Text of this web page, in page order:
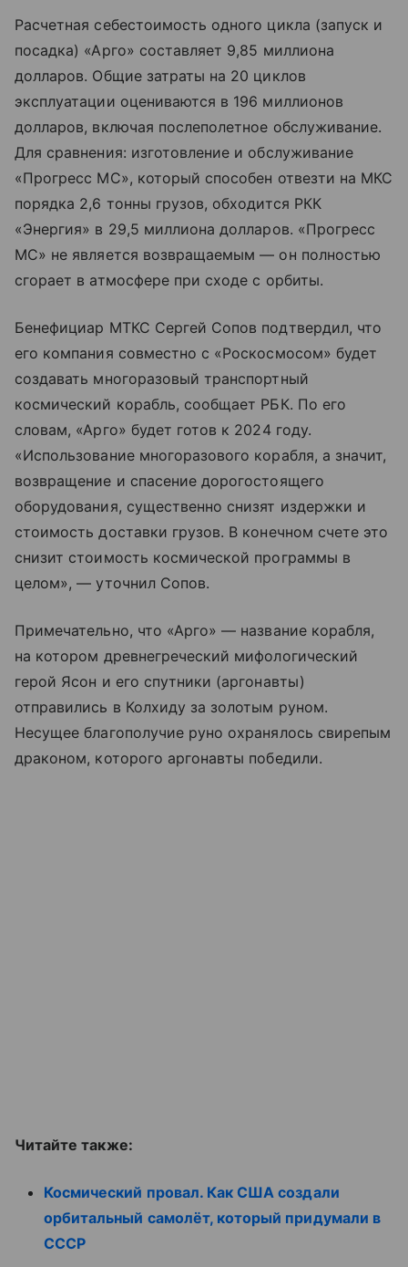
Расчетная себестоимость одного цикла (запуск и
посадка) «Арго» составляет 9,85 миллиона
долларов. Общие затраты на 20 циклов
эксплуатации оцениваются в 196 миллионов
долларов, включая послеполетное обслуживание.
Для сравнения: изготовление и обслуживание
«Прогресс МС», который способен отвезти на МКС
порядка 2,6 тонны грузов, обходится РКК
«Энергия» в 29,5 миллиона долларов. «Прогресс
МС» не является возвращаемым — он полностью
сгорает в атмосфере при сходе с орбиты.
Бенефициар МТКС Сергей Сопов подтвердил, что
его компания совместно с «Роскосмосом» будет
создавать многоразовый транспортный
космический корабль, сообщает РБК. По его
словам, «Арго» будет готов к 2024 году.
«Использование многоразового корабля, а значит,
возвращение и спасение дорогостоящего
оборудования, существенно снизят издержки и
стоимость доставки грузов. В конечном счете это
снизит стоимость космической программы в
целом», — уточнил Сопов.
Примечательно, что «Арго» — название корабля,
на котором древнегреческий мифологический
герой Ясон и его спутники (аргонавты)
отправились в Колхиду за золотым руном.
Несущее благополучие руно охранялось свирепым
драконом, которого аргонавты победили.
Читайте также:
Космический провал. Как США создали
орбитальный самолёт, который придумали в
СССР